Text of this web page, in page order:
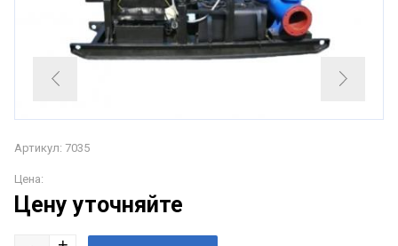
Артикул: 7035
Цена:
Цену уточняйте